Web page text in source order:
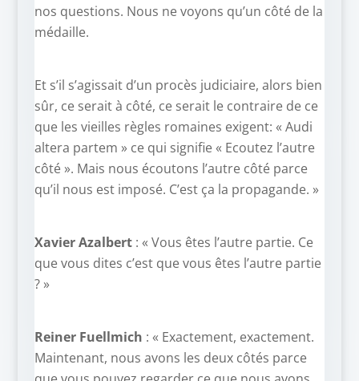
nos questions. Nous ne voyons qu’un côté de la
médaille.
Et s’il s’agissait d’un procès judiciaire, alors bien
sûr, ce serait à côté, ce serait le contraire de ce
que les vieilles règles romaines exigent: « Audi
altera partem » ce qui signifie « Ecoutez l’autre
côté ». Mais nous écoutons l’autre côté parce
qu’il nous est imposé. C’est ça la propagande. »
Xavier Azalbert: « Vous êtes l’autre partie. Ce
que vous dites c’est que vous êtes l’autre partie
? »
Reiner Fuellmich : « Exactement, exactement.
Maintenant, nous avons les deux côtés parce